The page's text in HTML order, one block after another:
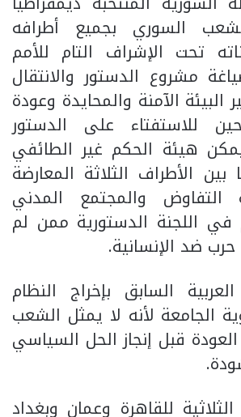
السوري بجميع أطرافه
تحت الإشراف التام للأمم
مشروع الدستور والانتقال
الآمنة والمحايدة وعودة
للاستفتاء على الدستور
هيئة الحكم غير الطائفي
بين الأطراف الثلاثة المعارضة
التفاوض والمجتمع المدني
في اللجنة الدستورية ممن لم
ضد الإنسانية.
السابق بإخراج النظام
الجامعة لأنه لا يمثل الشعب
قبل إنجاز الحل السياسي
للقاهرة وعمان وبغداد